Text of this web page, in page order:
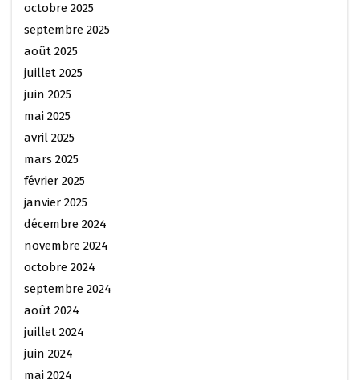
octobre 2025
septembre 2025
août 2025
juillet 2025
juin 2025
mai 2025
avril 2025
mars 2025
février 2025
janvier 2025
décembre 2024
novembre 2024
octobre 2024
septembre 2024
août 2024
juillet 2024
juin 2024
mai 2024